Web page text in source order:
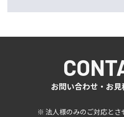
お問い合わせ・お
※ 法人様のみのご対応とさ